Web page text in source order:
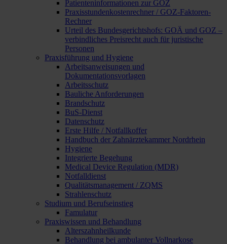
Patienteninformationen zur GOZ
Praxisstundenkostenrechner / GOZ-Faktoren-
Rechner
Urteil des Bundesgerichtshofs: GOÄ und GOZ –
verbindliches Preisrecht auch für juristische
Personen
Praxisführung und Hygiene
Arbeitsanweisungen und
Dokumentationsvorlagen
Arbeitsschutz
Bauliche Anforderungen
Brandschutz
BuS-Dienst
Datenschutz
Erste Hilfe / Notfallkoffer
Handbuch der Zahnärztekammer Nordrhein
Hygiene
Integrierte Begehung
Medical Device Regulation (MDR)
Notfalldienst
Qualitätsmanagement / ZQMS
Strahlenschutz
Studium und Berufseinstieg
Famulatur
Praxiswissen und Behandlung
Alterszahnheilkunde
Behandlung bei ambulanter Vollnarkose